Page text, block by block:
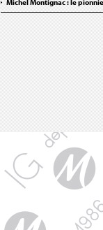
Michel Montignac : le